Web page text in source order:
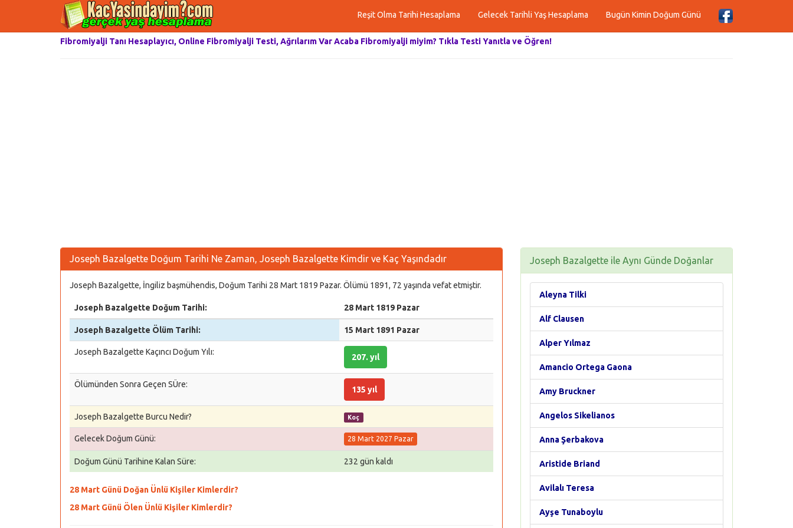
Reşit Olma Tarihi Hesaplama Gelecek Tarihli Yaş Hesaplama Bugün Kimin Doğum Günü
Fibromiyalji Tanı Hesaplayıcı, Online Fibromiyalji Testi, Ağrılarım Var Acaba Fibromiyalji miyim? Tıkla Testi Yanıtla ve Öğren!
Joseph Bazalgette Doğum Tarihi Ne Zaman, Joseph Bazalgette Kimdir ve Kaç Yaşındadır
Joseph Bazalgette, İngiliz başmühendis, Doğum Tarihi 28 Mart 1819 Pazar. Ölümü 1891, 72 yaşında vefat etmiştir.
Joseph Bazalgette Doğum Tarihi: 28 Mart 1819 Pazar
Joseph Bazalgette Ölüm Tarihi: 15 Mart 1891 Pazar
Joseph Bazalgette Kaçıncı Doğum Yılı:
207. yıl
Ölümünden Sonra Geçen SÜre:
135 yıl
Joseph Bazalgette Burcu Nedir? Koç
Gelecek Doğum Günü: 28 Mart 2027 Pazar
Doğum Günü Tarihine Kalan Süre: 232 gün kaldı
28 Mart Günü Doğan Ünlü Kişiler Kimlerdir?
28 Mart Günü Ölen Ünlü Kişiler Kimlerdir?
Joseph Bazalgette ile Aynı Günde Doğanlar
Aleyna Tilki
Alf Clausen
Alper Yılmaz
Amancio Ortega Gaona
Amy Bruckner
Angelos Sikelianos
Anna Şerbakova
Aristide Briand
Avilalı Teresa
Ayşe Tunaboylu